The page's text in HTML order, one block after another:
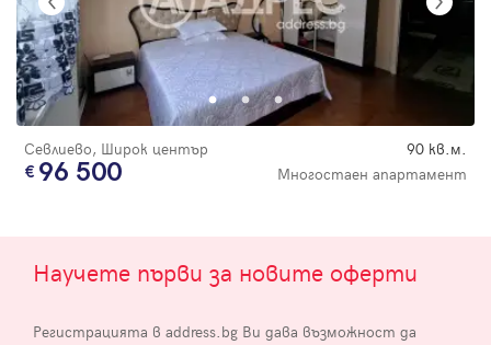
Севлиево, Широк център 90 кв.м.
96 500 Многостаен апартамент
Научете първи за новите оферти
Регистрацията в address.bg Ви дава възможност да